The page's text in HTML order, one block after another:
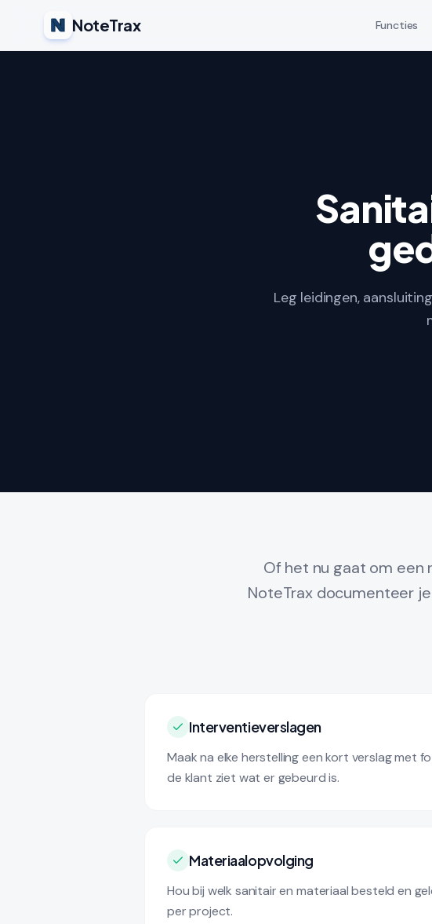
NoteTrax Functies
Leg leidingen,
Of het nu gaat om een
NoteTrax documenteer
Interventieverslagen
Maak na elke herstelling een kort verslag met
de klant ziet wat er gebeurd is.
Materiaalopvolging
Hou bij welk sanitair en materiaal besteld en
per project.